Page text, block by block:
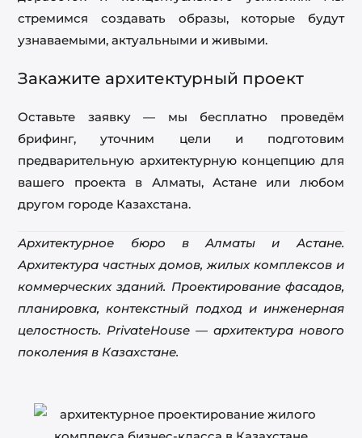
стремимся создавать образы, которые будут
узнаваемыми, актуальными и живыми.
Закажите архитектурный проект
Оставьте заявку — мы бесплатно проведём
брифинг, уточним цели и подготовим
предварительную архитектурную концепцию для
вашего проекта в Алматы, Астане или любом
другом городе Казахстана.
Архитектурное бюро в Алматы и Астане.
Архитектура частных домов, жилых комплексов и
коммерческих зданий. Проектирование фасадов,
планировка, контекстный подход и инженерная
целостность. PrivateHouse — архитектура нового
поколения в Казахстане.